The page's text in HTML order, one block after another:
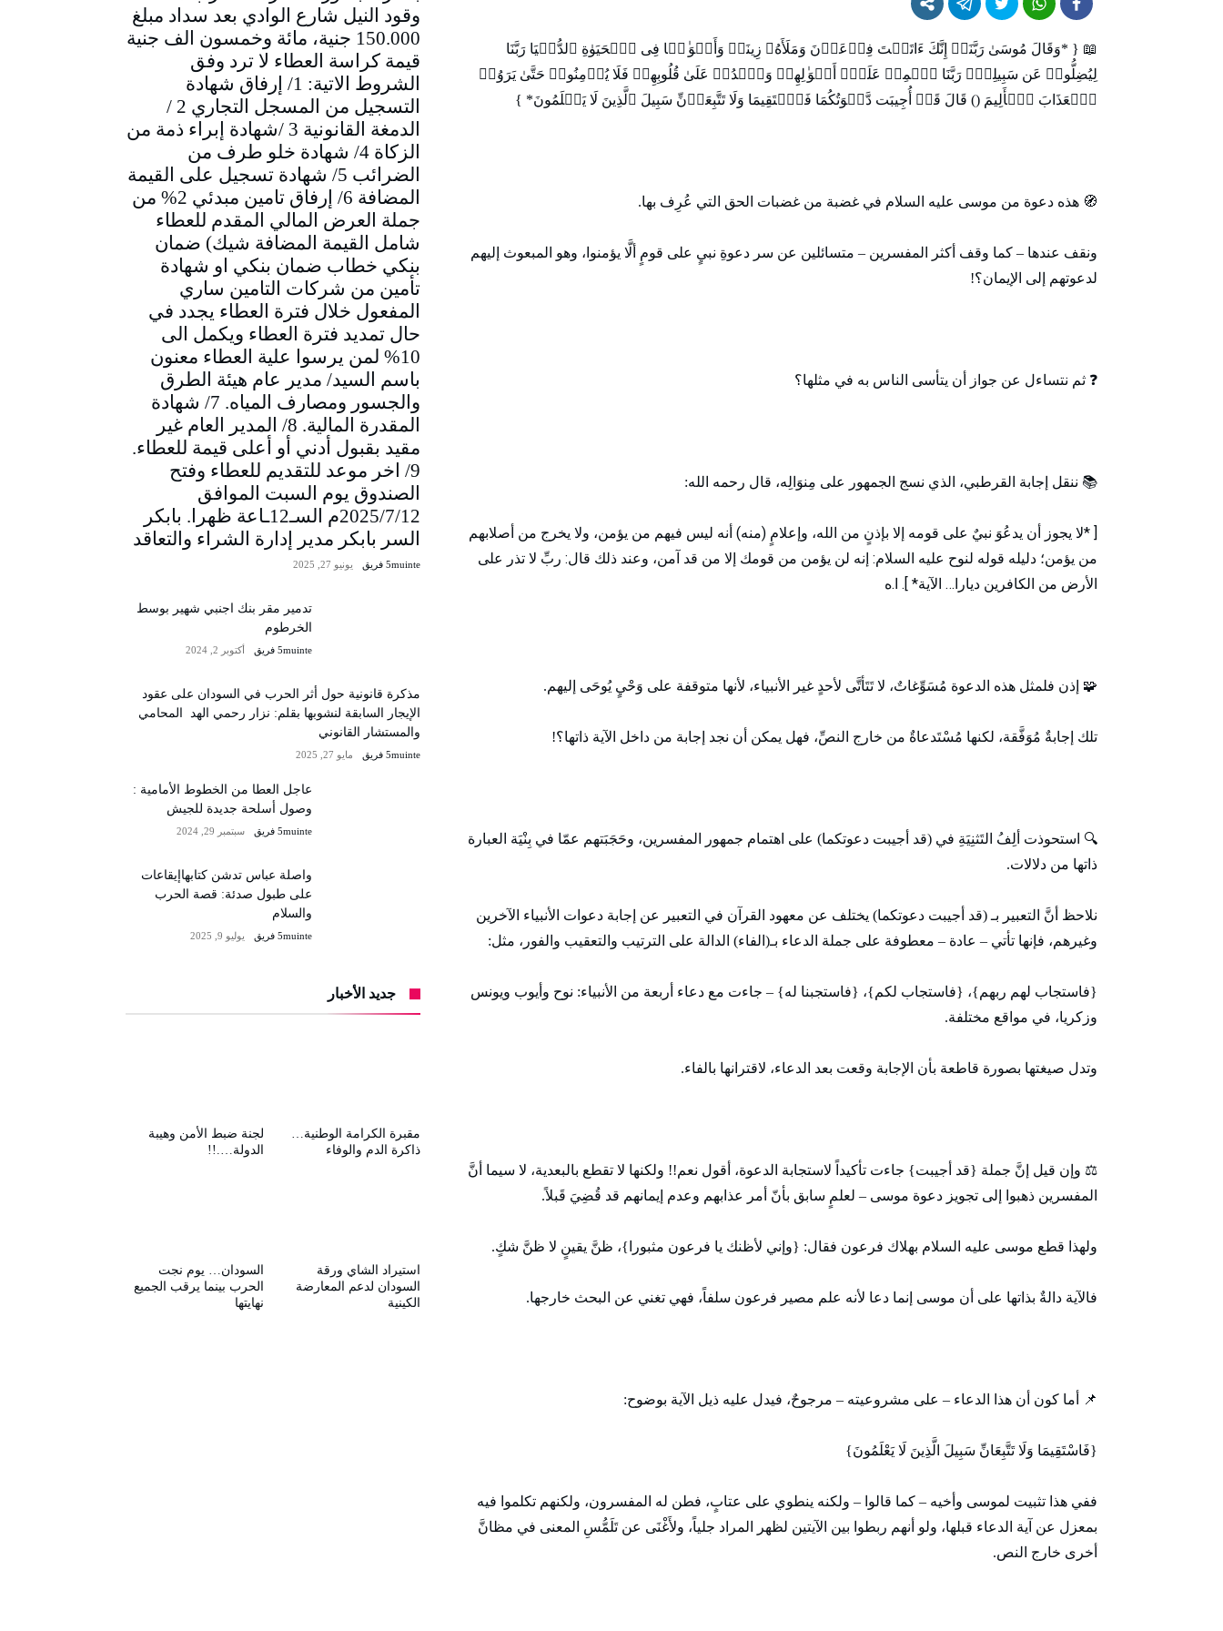
📖 { *وَقَالَ مُوسَىٰ رَبَّنَاۤ إِنَّكَ ءَاتَیۡتَ فِرۡعَوۡنَ وَمَلَأَهُۥ زِینَةࣰ وَأَمۡوَ ٰ⁠لࣰا فِی ٱلۡحَیَوٰةِ ٱلدُّنۡیَا رَبَّنَا
لِیُضِلُّوا۟ عَن سَبِیلِكَۖ رَبَّنَا ٱطۡمِسۡ عَلَىٰۤ أَمۡوَ ٰ⁠لِهِمۡ وَٱشۡدُدۡ عَلَىٰ قُلُوبِهِمۡ فَلَا یُؤۡمِنُوا۟ حَتَّىٰ یَرَوُا۟
ٱلۡعَذَابَ ٱلۡأَلِیمَ () قَالَ قَدۡ أُجِیبَت دَّعۡوَتُكُمَا فَٱسۡتَقِیمَا وَلَا تَتَّبِعَاۤنِّ سَبِیلَ ٱلَّذِینَ لَا یَعۡلَمُونَ* }
🧭 هذه دعوة من موسى عليه السلام في غضبة من غضبات الحق التي عُرِف بها.
ونقف عندها – كما وقف أكثر المفسرين – متسائلين عن سر دعوةِ نبيٍ على قومٍ ألَّا يؤمنوا، وهو المبعوث إليهم
لدعوتهم إلى الإيمان؟!
❓ ثم نتساءل عن جواز أن يتأسى الناس به في مثلها؟
📚 ننقل إجابة القرطبي، الذي نسج الجمهور على مِنوَالِه، قال رحمه الله:
[ *لا يجوز أن يدعُوَ نبيٌ على قومه إلا بإذنٍ من الله، وإعلامٍ (منه) أنه ليس فيهم من يؤمن، ولا يخرج من أصلابهم
من يؤمن؛ دليله قوله لنوح عليه السلام: إنه لن يؤمن من قومك إلا من قد آمن، وعند ذلك قال: ربِّ لا تذر على
الأرض من الكافرين ديارا… الآية* ]. ا.ه
🧩 إذن فلمثل هذه الدعوة مُسَوِّغاتٌ، لا تَتَأتَّى لأحدٍ غير الأنبياء، لأنها متوقفة على وَحْيٍ يُوحَى إليهم.
تلك إجابةٌ مُوَفَّقة، لكنها مُسْتَدعاةٌ من خارج النصِّ، فهل يمكن أن نجد إجابة من داخل الآية ذاتها؟!
🔍 استحوذت ألِفُ التَثنِيَةِ في (قد أجيبت دعوتكما) على اهتمام جمهور المفسرين، وحَجَبَتهم عمّا في بِنْيَة العبارة
ذاتها من دلالات.
نلاحظ أنَّ التعبير بـ (قد أجيبت دعوتكما) يختلف عن معهود القرآن في التعبير عن إجابة دعوات الأنبياء الآخرين
وغيرهم، فإنها تأتي – عادة – معطوفة على جملة الدعاء بـ(الفاء) الدالة على الترتيب والتعقيب والفور، مثل:
{فاستجاب لهم ربهم}، {فاستجاب لكم}، {فاستجبنا له} – جاءت مع دعاء أربعة من الأنبياء: نوح وأيوب ويونس
وزكريا، في مواقع مختلفة.
وتدل صيغتها بصورة قاطعة بأن الإجابة وقعت بعد الدعاء، لاقترانها بالفاء.
⚖️ وإن قيل إنَّ جملة {قد أجيبت} جاءت تأكيداً لاستجابة الدعوة، أقول نعم!! ولكنها لا تقطع بالبعدية، لا سيما أنَّ
المفسرين ذهبوا إلى تجويز دعوة موسى – لعلمٍ سابق بأنّ أمر عذابهم وعدم إيمانهم قد قُضِيَ قَبلاً.
ولهذا قطع موسى عليه السلام بهلاك فرعون فقال: {وإني لأظنك يا فرعون مثبورا}، ظنَّ يقينٍ لا ظنَّ شكٍ.
فالآية دالةٌ بذاتها على أن موسى إنما دعا لأنه علم مصير فرعون سلفاً، فهي تغني عن البحث خارجها.
📌 أما كون أن هذا الدعاء – على مشروعيته – مرجوحٌ، فيدل عليه ذيل الآية بوضوح:
{فَاسْتَقِيمَا وَلَا تَتَّبِعَانِّ سَبِيلَ الَّذِينَ لَا يَعْلَمُونَ}
ففي هذا تثبيت لموسى وأخيه – كما قالوا – ولكنه ينطوي على عتابٍ، فطن له المفسرون، ولكنهم تكلموا فيه
بمعزل عن آية الدعاء قبلها، ولو أنهم ربطوا بين الآيتين لظهر المراد جلياً، ولأَغْنَى عن تَلَمُّسِ المعنى في مظانَّ
أخرى خارج النص.
وقود النيل شارع الوادي بعد سداد مبلغ
150.000 جنية، مائة وخمسون الف جنية
قيمة كراسة العطاء لا ترد وفق
الشروط الاتية: 1/ إرفاق شهادة
التسجيل من المسجل التجاري 2 /
الدمغة القانونية 3 /شهادة إبراء ذمة من
الزكاة 4/ شهادة خلو طرف من
الضرائب 5/ شهادة تسجيل على القيمة
المضافة 6/ إرفاق تامين مبدئي 2% من
جملة العرض المالي المقدم للعطاء
شامل القيمة المضافة شيك) ضمان
بنكي خطاب ضمان بنكي او شهادة
تأمين من شركات التامين ساري
المفعول خلال فترة العطاء يجدد في
حال تمديد فترة العطاء ويكمل الى
10% لمن يرسوا علية العطاء معنون
باسم السيد/ مدير عام هيئة الطرق
والجسور ومصارف المياه. 7/ شهادة
المقدرة المالية. 8/ المدير العام غير
مقيد بقبول أدني أو أعلى قيمة للعطاء.
9/ اخر موعد للتقديم للعطاء وفتح
الصندوق يوم السبت الموافق
2025/7/12م السـ12ـاعة ظهرا. بابكر
السر بابكر مدير إدارة الشراء والتعاقد
5muinte فريق يونيو 27, 2025
تدمير مقر بنك اجنبي شهير بوسط
الخرطوم
5muinte فريق أكتوبر 2, 2024
مذكرة قانونية حول أثر الحرب في السودان على عقود
الإيجار السابقة لنشوبها بقلم: نزار رحمي الهد المحامي
والمستشار القانوني
5muinte فريق مايو 27, 2025
عاجل العطا من الخطوط الأمامية :
وصول أسلحة جديدة للجيش
5muinte فريق سبتمبر 29, 2024
واصلة عباس تدشن كتابهاإيقاعات
على طبول صدئة: قصة الحرب
والسلام
5muinte فريق يوليو 9, 2025
جديد الأخبار
لجنة ضبط الأمن وهيبة
الدولة….!!
مقبرة الكرامة الوطنية…
ذاكرة الدم والوفاء
السودان… يوم نجت
الحرب بينما يرقب الجميع
نهايتها
استيراد الشاي ورقة
السودان لدعم المعارضة
الكينية